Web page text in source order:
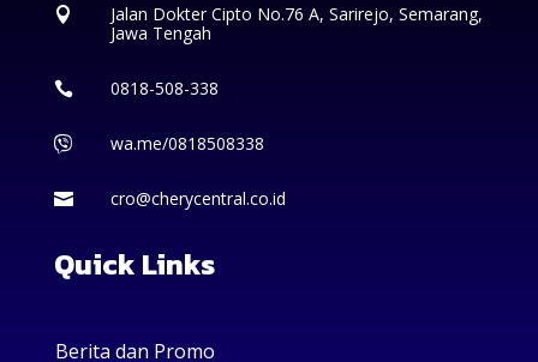

Jalan Dokter Cipto No.76 A, Sarirejo, Semarang,
Jawa Tengah
 0818-508-338
 wa.me/0818508338
 cro@cherycentral.co.id
Quick Links
Berita dan Promo